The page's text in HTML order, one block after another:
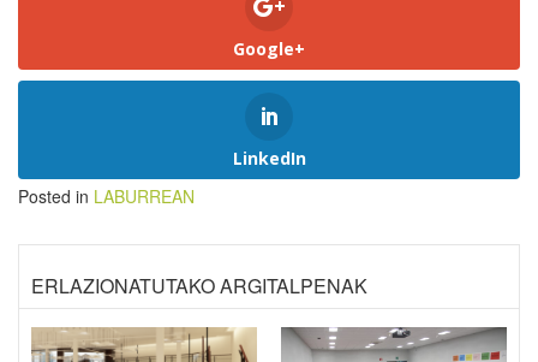
Google+
LinkedIn
Posted in LABURREAN
ERLAZIONATUTAKO ARGITALPENAK